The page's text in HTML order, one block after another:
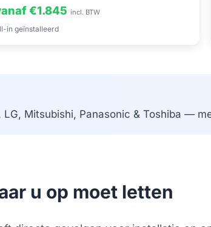
€1.845 incl. BTW
in geïnstalleerd
LG, Mitsubishi, Panasonic & Toshiba —
u op moet letten